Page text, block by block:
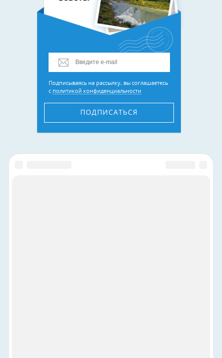
Подписываясь на рассылку, вы соглашаетесь
с политикой конфиденциальности
ПОДПИСАТЬСЯ